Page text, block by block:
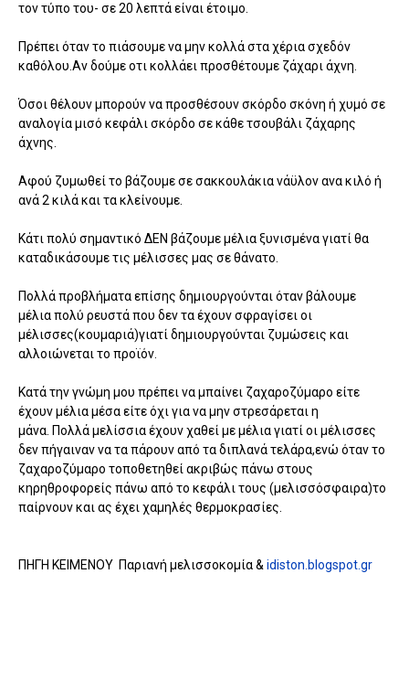
τον τύπο του- σε 20 λεπτά είναι έτοιμο.
Πρέπει όταν το πιάσουμε να μην κολλά στα χέρια σχεδόν
καθόλου.Αν δούμε οτι κολλάει προσθέτουμε ζάχαρι άχνη.
Όσοι θέλουν μπορούν να προσθέσουν σκόρδο σκόνη ή χυμό σε
αναλογία μισό κεφάλι σκόρδο σε κάθε τσουβάλι ζάχαρης
άχνης.
Αφού ζυμωθεί το βάζουμε σε σακκουλάκια νάϋλον ανα κιλό ή
ανά 2 κιλά και τα κλείνουμε.
Κάτι πολύ σημαντικό ΔΕΝ βάζουμε μέλια ξυνισμένα γιατί θα
καταδικάσουμε τις μέλισσες μας σε θάνατο.
Πολλά προβλήματα επίσης δημιουργούνται όταν βάλουμε
μέλια πολύ ρευστά που δεν τα έχουν σφραγίσει οι
μέλισσες(κουμαριά)γιατί δημιουργούνται ζυμώσεις και
αλλοιώνεται το προϊόν.
Κατά την γνώμη μου πρέπει να μπαίνει ζαχαροζύμαρο είτε
έχουν μέλια μέσα είτε όχι για να μην στρεσάρεται η
μάνα. Πολλά μελίσσια έχουν χαθεί με μέλια γιατί οι μέλισσες
δεν πήγαιναν να τα πάρουν από τα διπλανά τελάρα,ενώ όταν το
ζαχαροζύμαρο τοποθετηθεί ακριβώς πάνω στους
κηρηθροφορείς πάνω από το κεφάλι τους (μελισσόσφαιρα)το
παίρνουν και ας έχει χαμηλές θερμοκρασίες.
ΠΗΓΗ ΚΕΙΜΕΝΟΥ Παριανή μελισσοκομία &idiston.blogspot.gr